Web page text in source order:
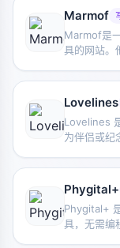
Marmof
Marmof是
具的网站。
具，可以让
应用程序
一个AI内容
创建博客文
Lovelines
Lovelines
为伴侣或纪
Phygital+
Phygital+
具，无需编